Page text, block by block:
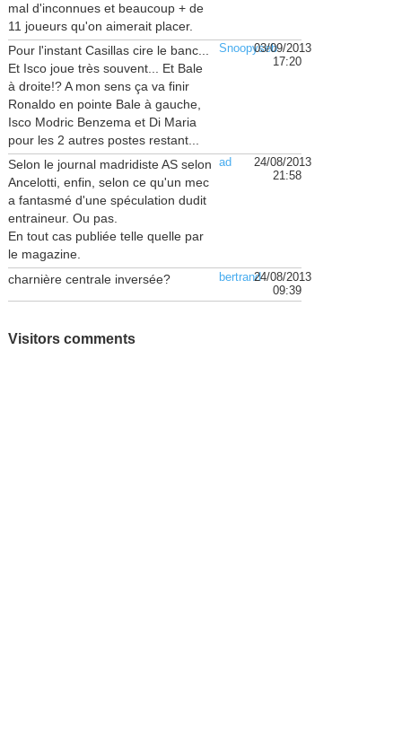
mal d'inconnues et beaucoup + de
11 joueurs qu'on aimerait placer.
Pour l'instant Casillas cire le banc...
Et Isco joue très souvent... Et Bale
à droite!? A mon sens ça va finir
Ronaldo en pointe Bale à gauche,
Isco Modric Benzema et Di Maria
pour les 2 autres postes restant...
Snoopyseb03/09/2013
17:20
Selon le journal madridiste AS selon
Ancelotti, enfin, selon ce qu'un mec
a fantasmé d'une spéculation dudit
entraineur. Ou pas.
En tout cas publiée telle quelle par
le magazine.
ad
24/08/2013
21:58
charnière centrale inversée? bertrand24/08/2013
09:39
Visitors comments